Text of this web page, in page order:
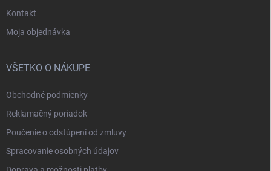
Kontakt
Moja objednávka
VŠETKO O NÁKUPE
Obchodné podmienky
Reklamačný poriadok
Poučenie o odstúpení od zmluvy
Spracovanie osobných údajov